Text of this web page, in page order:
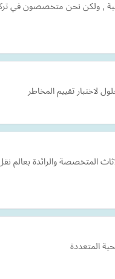
ولكن نحن متخصصون في تركيب
المتخصصة والرائدة
المتعددة